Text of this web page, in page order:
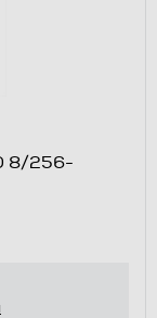
8/256-